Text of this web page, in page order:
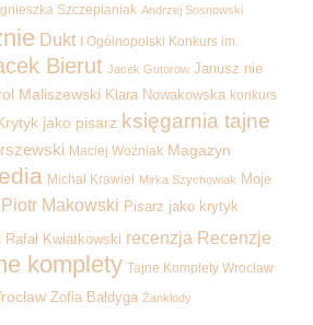
Szczepianiak Andrzej Sosnowski
Dukt I Ogólnopolski Konkurs im.
Bierut Jacek Gutorow Janusz nie
Maliszewski Klara Nowakowska konkurs
jako pisarz księgarnia tajne
Maciej Woźniak Magazyn
Michał Krawiel Mirka Szychowiak Moje
Piotr Makowski Pisarz jako krytyk
Rafał Kwiatkowski recenzja Recenzje
komplety Tajne Komplety Wrocław
Zofia Bałdyga Żanklody